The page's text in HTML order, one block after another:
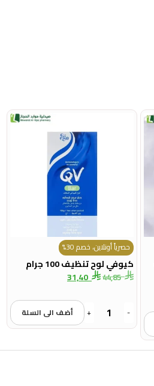
حصرياً أونلاين، خصم 30%
كيوفي لوح تنظيف 100 جرام
44,85
31,40
-
+ أضف الى السلة